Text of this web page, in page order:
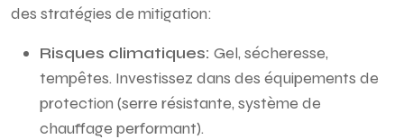
des stratégies de mitigation:
Risques climatiques: Gel, sécheresse,
tempêtes. Investissez dans des équipements de
protection (serre résistante, système de
chauffage performant).